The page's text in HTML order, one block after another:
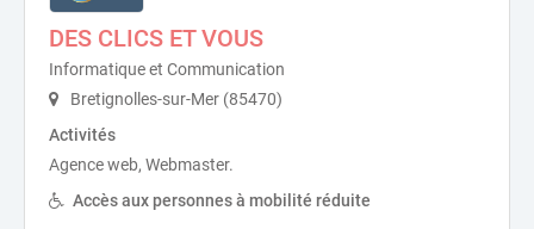
DES CLICS ET VOUS
Informatique et Communication
Bretignolles-sur-Mer (85470)
Activités
Agence web, Webmaster.
Accès aux personnes à mobilité réduite